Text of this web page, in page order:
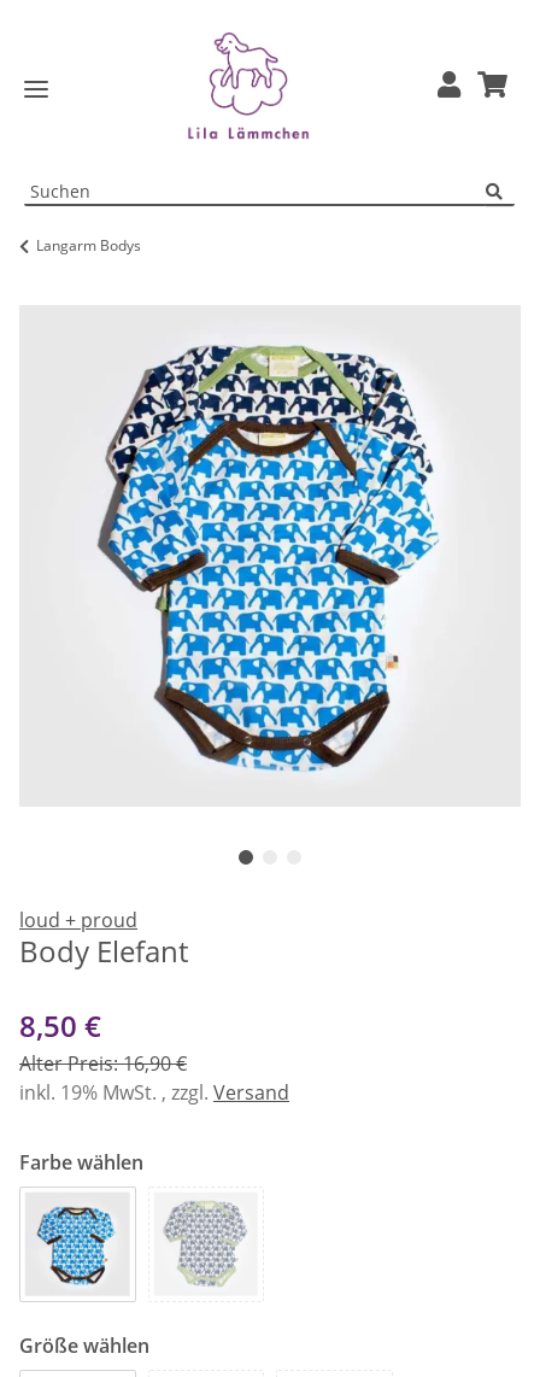
Langarm Bodys
loud + proud
Body Elefant
8,50 €
Alter Preis: 16,90 €
inkl. 19% MwSt. , zzgl. Versand
Farbe wählen
Größe wählen